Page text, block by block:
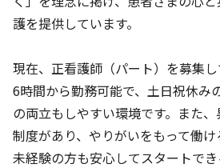
護を提供しています。
現在、正看護師（パート）を募集
6時間から勤務可能で、土日祝休み
の両立もしやすい環境です。また
制度があり、やりがいをもって働
未経験の方も安心してスタートで